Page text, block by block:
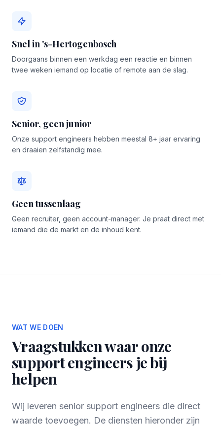
Snel in 's-Hertogenbosch
Doorgaans binnen een werkdag een reactie en binnen
twee weken iemand op locatie of remote aan de slag.
Senior, geen junior
Onze support engineers hebben meestal 8+ jaar ervaring
en draaien zelfstandig mee.
Geen tussenlaag
Geen recruiter, geen account-manager. Je praat direct met
iemand die de markt en de inhoud kent.
WAT WE DOEN
Vraagstukken waar onze
support engineers je bij
helpen
Wij leveren senior support engineers die direct
waarde toevoegen. De diensten hieronder zijn